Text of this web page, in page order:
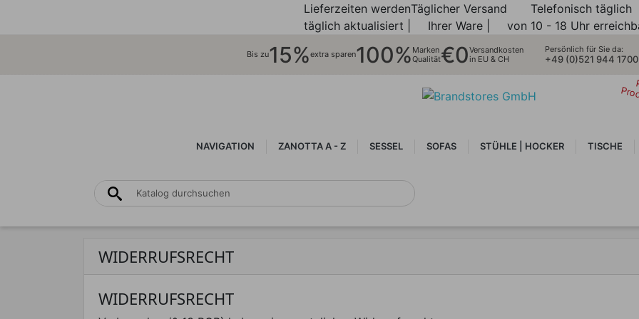
Lieferzeiten werden
täglich aktualisiert |
Täglicher Versand
Ihrer Ware |
Telefonisch täglich
von 10 - 18 Uhr
Bis zu15%extra sparen100% Marken
Qualität€0Versandkosten
in EU & CH
Persönlich für Sie da:
+49 (0)521 944 1700
NAVIGATION ZANOTTA A - Z SESSEL SOFAS STÜHLE | HOCKER TISCHE
WIDERRUFSRECHT
WIDERRUFSRECHT